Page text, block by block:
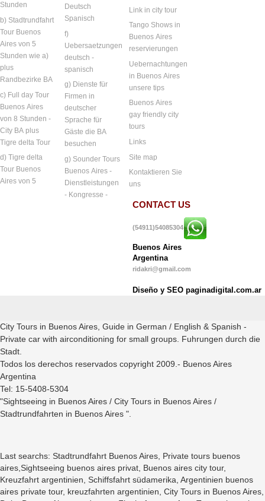
Stunden
b) Stadtrundfahrt
Tour Buenos
Aires von 5
Stunden wie a)
plus
Randbezirke BA
c) Full day Tour
Buenos Aires
von 8 Stunden -
City BA plus
Tigre delta Tour
d) Tigre delta
Tour Buenos
Aires von 5
Deutsch
Spanisch
f)
Uebersaetzungen
deutsch -
spanisch
g) Dienste für
Firmen in
deutscher
Sprache für
Gäste die BA
besuchen
g) Sounder Tours
Buenos Aires -
Dienstleistungen
- Kongresse -
Link in city tour
Tango Shows in
Buenos Aires
reservierungen
Uebernachtungen
in Buenos Aires
unsere tips
Buenos Aires
gay friendly city
tours
Links
Site map
Kontaktieren Sie
uns
CONTACT US
(54911)54085304
Buenos Aires
Argentina
ridakri@gmail.com
Diseño y SEO paginadigital.com.ar
City Tours in Buenos Aires, Guide in German / English & Spanish -
Private car with airconditioning for small groups. Fuhrungen durch die
Stadt.
Todos los derechos reservados copyright 2009.- Buenos Aires
Argentina
Tel: 15-5408-5304
"Sightseeing in Buenos Aires / City Tours in Buenos Aires /
Stadtrundfahrten in Buenos Aires ".
Last searchs: Stadtrundfahrt Buenos Aires, Private tours buenos
aires,Sightseeing buenos aires privat, Buenos aires city tour,
Kreuzfahrt argentinien, Schiffsfahrt südamerika, Argentinien buenos
aires private tour, kreuzfahrten argentinien, City Tours in Buenos Aires,